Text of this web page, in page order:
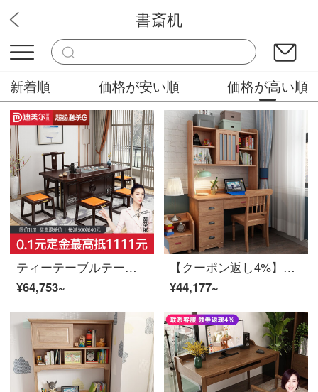
木村家具販売屋
書斎机
新着順 価格が安い順 価格が高い順
ティーテーブルテーブル茶テーブルとテーブルとテーブルを組み合わせた新中国式のテーブル付きのテーブルラバー木の禅の意味中国風のお茶台＋椅子＋ベンチ
¥64,753~
【クーポン返し4%】慕尼思丹机実木机コンピュータデスク新中国式北欧書房家具学習テーブルと椅子の組み合わせ実木机＋テーブルと椅子【ゴム木】
¥44,177~